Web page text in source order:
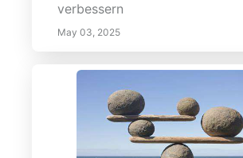
taktile Erfahrung Ihres Raumes
Ruhe steigern. Abschließende
geht über Ästhetik hinaus; es
darum, Ihren persönlichen Stil
reflektieren und gleichzeitig
Entspannung zu fördern. Mit
verbessern
May 03, 2025